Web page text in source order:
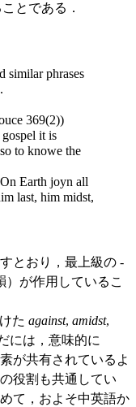
とである．
similar phrases
369(2))
it is
to knowe the
Earth joyn all
last, him midst,
とおり，最上級の -
）が作用しているこ
た against, amidst,
には，意味的に
が共有されているよ
役割も共通してい
て，およそ中英語か